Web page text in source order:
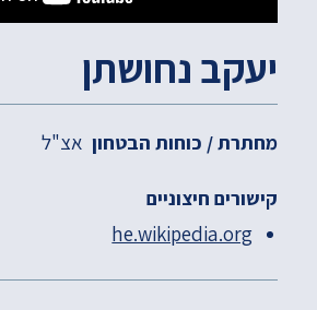
יעקב נחושתן
מחתרת / כוחות הבטחון אצ"ל
קישורים חיצוניים
he.wikipedia.org